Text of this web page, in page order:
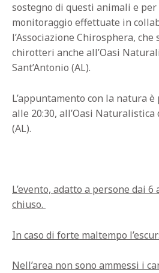
sostegno di questi animali e
monitoraggio effettuate in
l’Associazione Chirosphera,
chirotteri anche all’Oasi
Sant’Antonio (AL).
L’appuntamento con la natura
alle 20:30, all’Oasi Naturalistica
(AL).
L’evento, adatto a persone dai
chiuso.
In caso di forte maltempo
Nell’area non sono ammessi i